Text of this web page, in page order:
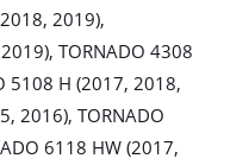
2019),
TORNADO 4308
5108 H (2017, 2018,
2016), TORNADO
6118 HW (2017,